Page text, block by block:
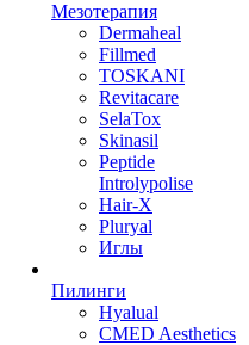
Мезотерапия
Dermaheal
Fillmed
TOSKANI
Revitacare
SelaTox
Skinasil
Peptide
Introlypolise
Hair-X
Pluryal
Иглы
Пилинги
Hyalual
CMED Aesthetics